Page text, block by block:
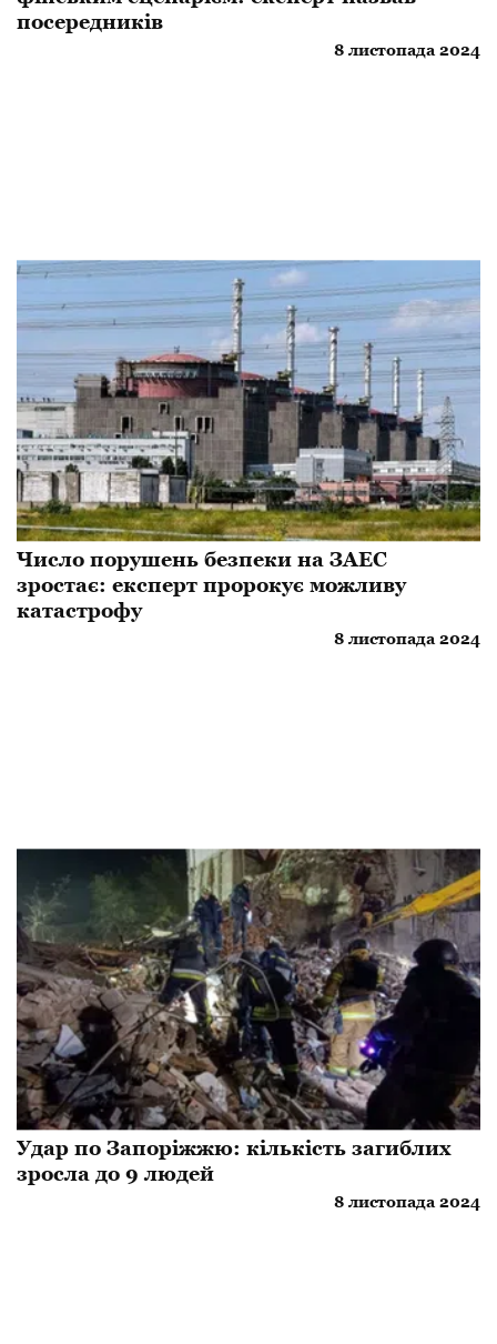
посередників
8 листопада 2024
Число порушень безпеки на ЗАЕС
зростає: експерт пророкує можливу
катастрофу
8 листопада 2024
Удар по Запоріжжю: кількість загиблих
зросла до 9 людей
8 листопада 2024